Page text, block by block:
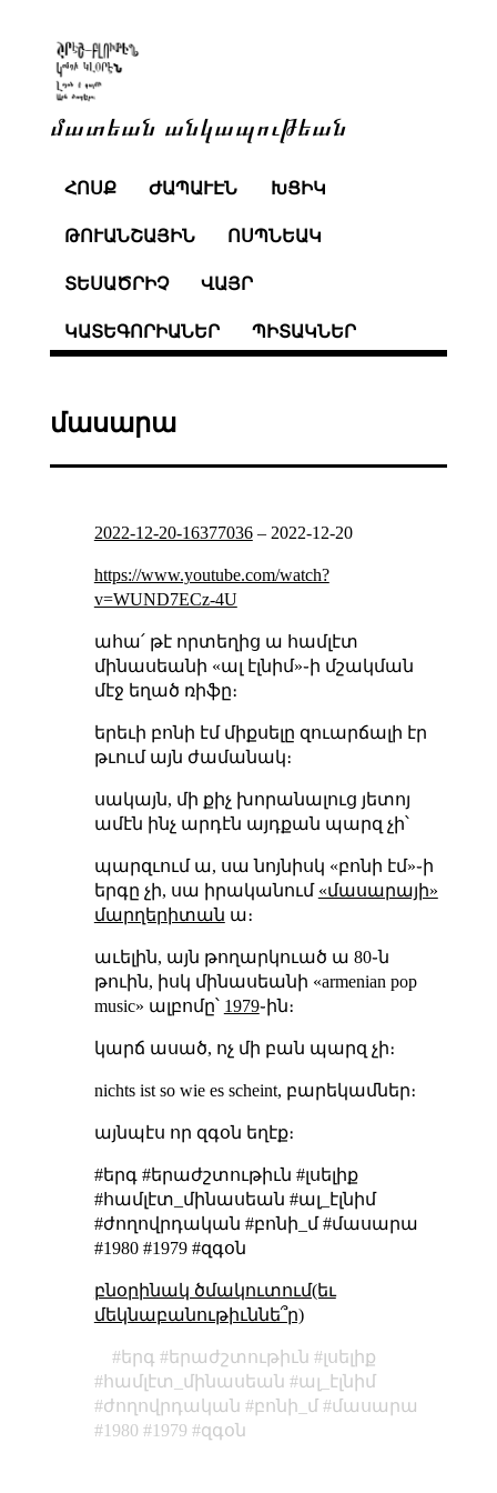
մատեան անկապութեան
ՀՈՍՔ ԺԱՊԱՒԷՆ ԽՑԻԿ
ԹՈՒԱՆՇԱՅԻՆ ՈՍՊՆԵԱԿ
ՏԵՍԱԾՐԻՉ ՎԱՅՐ
ԿԱՏԵԳՈՐԻԱՆԵՐ ՊԻՏԱԿՆԵՐ
մասարա
2022-12-20-16377036– 2022-12-20
https://www.youtube.com/watch?
v=WUND7ECz-4U
ահա՛ թէ որտեղից ա համլէտ
մինասեանի «ալ էլնիմ»֊ի մշակման
մէջ եղած ռիֆը։
երեւի բոնի էմ միքսելը զուարճալի էր
թւում այն ժամանակ։
սակայն, մի քիչ խորանալուց յետոյ
ամէն ինչ արդէն այդքան պարզ չի՝
պարզւում ա, սա նոյնիսկ «բոնի էմ»֊ի
երգը չի, սա իրականում «մասարայի»
մարղերիտան ա։
աւելին, այն թողարկուած ա 80֊ն
թուին, իսկ մինասեանի «armenian pop
music» ալբոմը՝ 1979֊ին։
կարճ ասած, ոչ մի բան պարզ չի։
nichts ist so wie es scheint, բարեկամներ։
այնպէս որ զգօն եղէք։
#երգ #երաժշտութիւն #լսելիք
#համլէտ_մինասեան #ալ_էլնիմ
#ժողովրդական #բոնի_մ #մասարա
#1980 #1979 #զգօն
բնօրինակ ծմակուտում(եւ
մեկնաբանութիւննե՞ր)
երգ երաժշտութիւն
լսելիք
համլէտ_մինասեան
ալ_էլնիմ
ժողովրդական
բոնի_մ
մասարա
1980
1979 զգօն